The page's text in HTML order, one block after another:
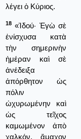
λέγει ὁ Κύριος.
18 «Ἰδού· Ἐγὼ σὲ
ἐνίσχυσα κατὰ
τὴν σημερινὴν
ἡμέραν καὶ σὲ
ἀνέδειξα
ἀπόρθητον ὡς
πόλιν
ὠχυρωμένην καὶ
ὡς τεῖχος
καμωμένον ἀπὸ
χαλκόν, ἄμαχον